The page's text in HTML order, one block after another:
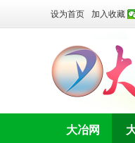
设为首页 加入收藏
大冶网